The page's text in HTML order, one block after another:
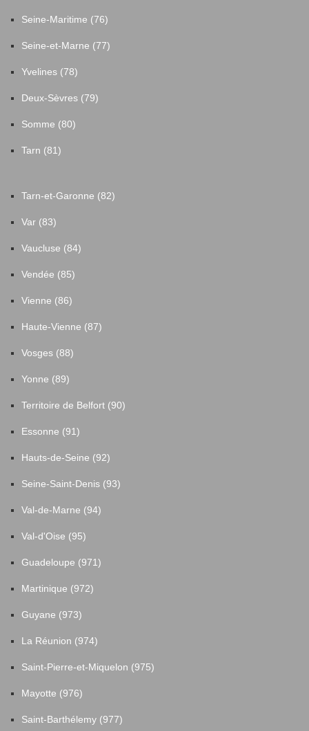
Seine-Maritime (76)
Seine-et-Marne (77)
Yvelines (78)
Deux-Sèvres (79)
Somme (80)
Tarn (81)
Tarn-et-Garonne (82)
Var (83)
Vaucluse (84)
Vendée (85)
Vienne (86)
Haute-Vienne (87)
Vosges (88)
Yonne (89)
Territoire de Belfort (90)
Essonne (91)
Hauts-de-Seine (92)
Seine-Saint-Denis (93)
Val-de-Marne (94)
Val-d'Oise (95)
Guadeloupe (971)
Martinique (972)
Guyane (973)
La Réunion (974)
Saint-Pierre-et-Miquelon (975)
Mayotte (976)
Saint-Barthélemy (977)